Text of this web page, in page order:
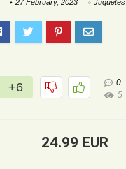
27 February, 2023 Juguetes
+6
0
5
24.99 EUR